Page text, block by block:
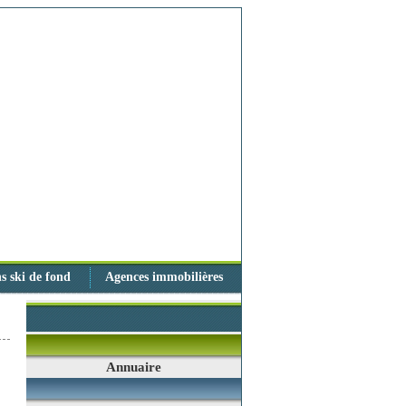
ski de fond Agences immobilières
Annuaire